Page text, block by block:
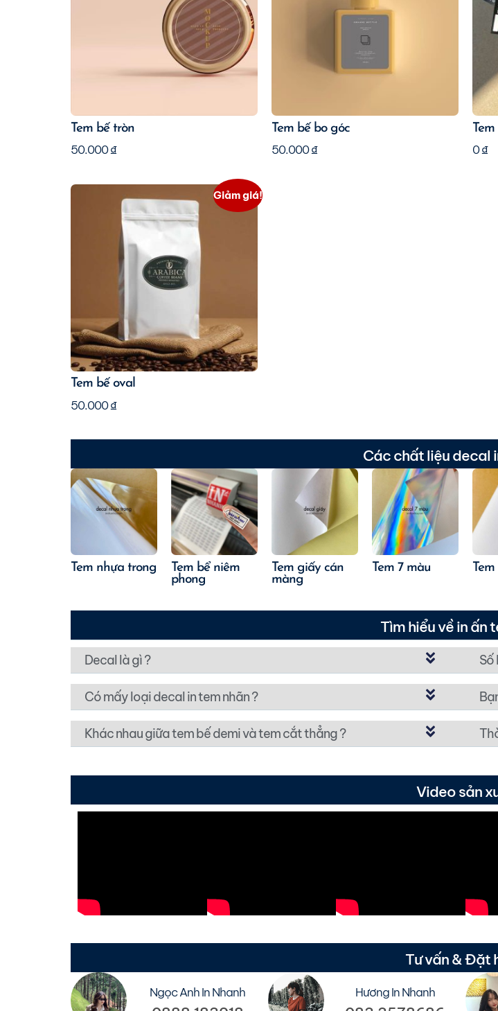
Tem bế tròn
50.000₫
Tem bế bo góc
50.000₫ 0₫
Giảm giá!
Tem bế oval
50.000₫
Các chất liệu decal
Tem nhựa trong
Tem bể niêm
phong
Tem giấy cán
màng
Tem 7 màu
Tìm hiểu về in ấn
Decal là gì ?
Có mấy loại decal in tem nhãn ?
Khác nhau giữa tem bế demi và tem cắt thẳng ?
Số
Video sản
Tư vấn & Đặt
Ngọc Anh In Nhanh Hương In Nhanh